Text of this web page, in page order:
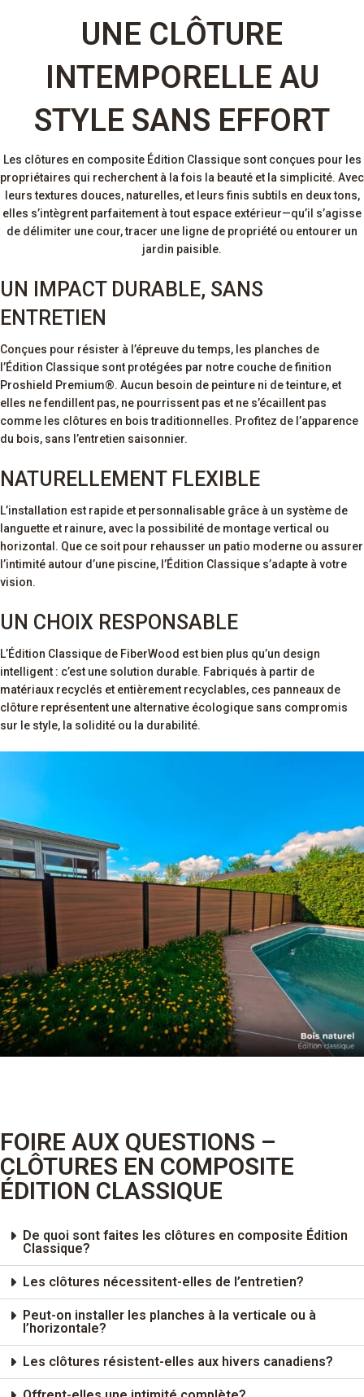
UNE CLÔTURE
INTEMPORELLE AU
STYLE SANS EFFORT
Les clôtures en composite Édition Classique sont conçues pour les
propriétaires qui recherchent à la fois la beauté et la simplicité. Avec
leurs textures douces, naturelles, et leurs finis subtils en deux tons,
elles s’intègrent parfaitement à tout espace extérieur—qu’il s’agisse
de délimiter une cour, tracer une ligne de propriété ou entourer un
jardin paisible.
UN IMPACT DURABLE, SANS
ENTRETIEN
Conçues pour résister à l’épreuve du temps, les planches de
l’Édition Classique sont protégées par notre couche de finition
Proshield Premium®. Aucun besoin de peinture ni de teinture, et
elles ne fendillent pas, ne pourrissent pas et ne s’écaillent pas
comme les clôtures en bois traditionnelles. Profitez de l’apparence
du bois, sans l’entretien saisonnier.
NATURELLEMENT FLEXIBLE
L’installation est rapide et personnalisable grâce à un système de
languette et rainure, avec la possibilité de montage vertical ou
horizontal. Que ce soit pour rehausser un patio moderne ou assurer
l’intimité autour d’une piscine, l’Édition Classique s’adapte à votre
vision.
UN CHOIX RESPONSABLE
L’Édition Classique de FiberWood est bien plus qu’un design
intelligent : c’est une solution durable. Fabriqués à partir de
matériaux recyclés et entièrement recyclables, ces panneaux de
clôture représentent une alternative écologique sans compromis
sur le style, la solidité ou la durabilité.
FOIRE AUX QUESTIONS –
CLÔTURES EN COMPOSITE
ÉDITION CLASSIQUE
De quoi sont faites les clôtures en composite Édition
Classique?
Les clôtures nécessitent-elles de l’entretien?
Peut-on installer les planches à la verticale ou à
l’horizontale?
Les clôtures résistent-elles aux hivers canadiens?